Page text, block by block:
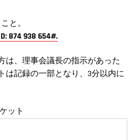
と。
874 938 654#.
は、理事会議長の指示があった
は記録の一部となり、3分以内に
ット